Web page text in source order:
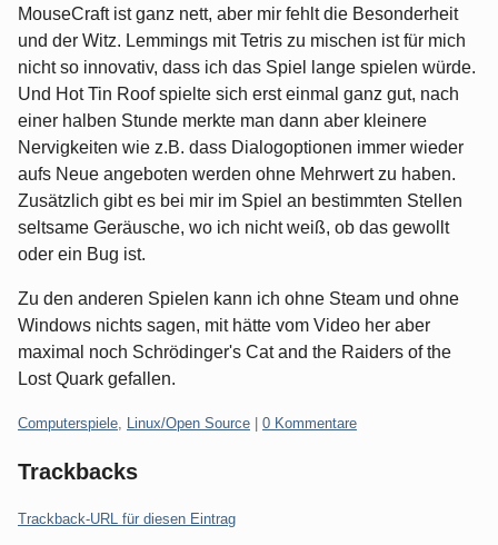
MouseCraft ist ganz nett, aber mir fehlt die Besonderheit
und der Witz. Lemmings mit Tetris zu mischen ist für mich
nicht so innovativ, dass ich das Spiel lange spielen würde.
Und Hot Tin Roof spielte sich erst einmal ganz gut, nach
einer halben Stunde merkte man dann aber kleinere
Nervigkeiten wie z.B. dass Dialogoptionen immer wieder
aufs Neue angeboten werden ohne Mehrwert zu haben.
Zusätzlich gibt es bei mir im Spiel an bestimmten Stellen
seltsame Geräusche, wo ich nicht weiß, ob das gewollt
oder ein Bug ist.
Zu den anderen Spielen kann ich ohne Steam und ohne
Windows nichts sagen, mit hätte vom Video her aber
maximal noch Schrödinger's Cat and the Raiders of the
Lost Quark gefallen.
Kategorien:
Computerspiele, Linux/Open Source 0 Kommentare
Trackbacks
Trackback-URL für diesen Eintrag